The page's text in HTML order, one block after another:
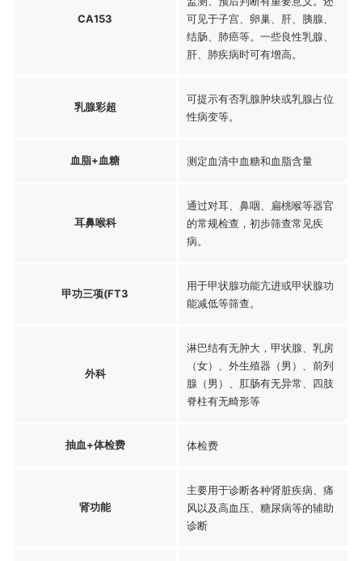
CA153
可见于子宫、卵巢、肝、胰腺、
结肠、肺癌等。一些良性乳腺、
肝、肺疾病时可有增高。
乳腺彩超
可提示有否乳腺肿块或乳腺占位
性病变等。
血脂+血糖 测定血清中血糖和血脂含量
耳鼻喉科
通过对耳、鼻咽、扁桃喉等器官
的常规检查，初步筛查常见疾
病。
甲功三项(FT3
用于甲状腺功能亢进或甲状腺功
能减低等筛查。
外科
淋巴结有无肿大，甲状腺、乳房
（女）、外生殖器（男）、前列
腺（男）、肛肠有无异常、四肢
脊柱有无畸形等
抽血+体检费 体检费
肾功能
主要用于诊断各种肾脏疾病、痛
风以及高血压、糖尿病等的辅助
诊断